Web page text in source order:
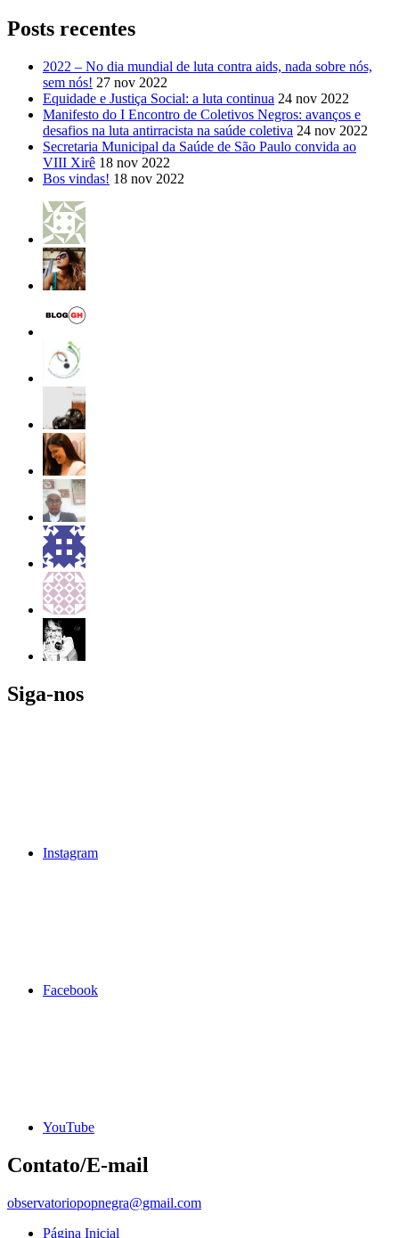
Posts recentes
2022 – No dia mundial de luta contra aids, nada sobre nós,
sem nós! 27 nov 2022
Equidade e Justiça Social: a luta continua 24 nov 2022
Manifesto do I Encontro de Coletivos Negros: avanços e
desafios na luta antirracista na saúde coletiva 24 nov 2022
Secretaria Municipal da Saúde de São Paulo convida ao
VIII Xirê 18 nov 2022
Bos vindas! 18 nov 2022
Siga-nos
Instagram
Facebook
YouTube
Contato/E-mail
observatoriopopnegra@gmail.com
Página Inicial